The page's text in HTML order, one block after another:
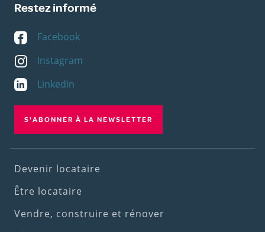
Restez informé
Facebook
Instagram
Linkedin
S'ABONNER À LA NEWSLETTER
Footer
(1st
menu)
Devenir locataire
Être locataire
Vendre, construire et rénover